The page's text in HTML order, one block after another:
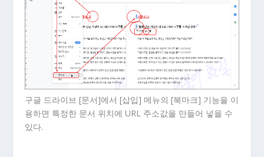
구글 드라이브 [문서]에서 [삽입] 메뉴의 [북마크] 기능을 이
용하면 특정한 문서 위치에 URL 주소값을 만들어 넣을 수
있다.